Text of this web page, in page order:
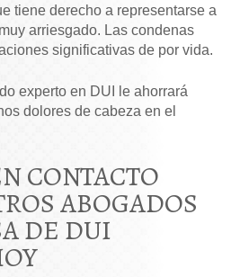
tiene derecho a representarse a
arriesgado. Las condenas
significativas de por vida.
experto en DUI le ahorrará
dolores de cabeza en el
CONTACTO
ABOGADOS
DE DUI